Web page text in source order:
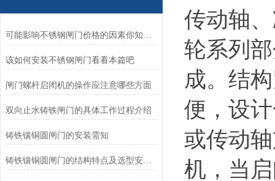
该如何安装不锈钢闸门看看本篇吧
闸门螺杆启闭机的操作应注意哪些方面
双向止水铸铁闸门的具体工作过程介绍
铸铁镶铜圆闸门的安装需知
铸铁镶铜圆闸门的结构特点及选型安装方式
传动轴
轮系列
成。结
便，设
或传动
机，当